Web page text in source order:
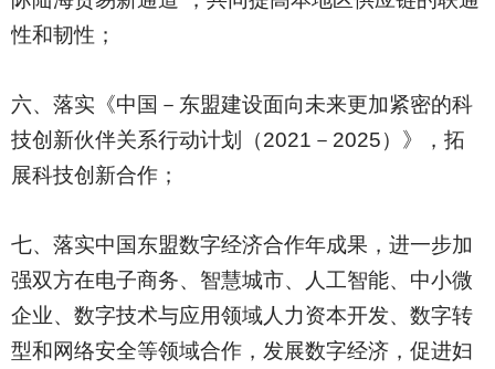
性和韧性；
六、落实《中国－东盟建设面向未来更加紧密的科
技创新伙伴关系行动计划（2021－2025）》，拓
展科技创新合作；
七、落实中国东盟数字经济合作年成果，进一步加
强双方在电子商务、智慧城市、人工智能、中小微
企业、数字技术与应用领域人力资本开发、数字转
型和网络安全等领域合作，发展数字经济，促进妇